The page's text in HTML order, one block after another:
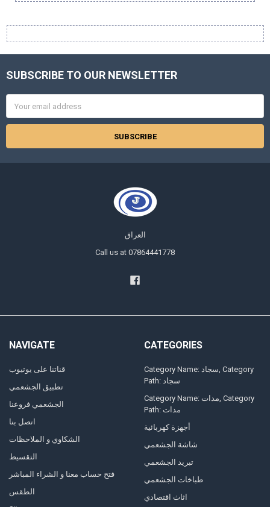
Footer
SUBSCRIBE TO OUR NEWSLETTER
Address
العراق
Call us at 07864441778
NAVIGATE
قناتنا على يوتيوب
تطبيق الجشعمي
الجشعمي فروعنا
اتصل بنا
الشكاوي و الملاحظات
التقسيط
فتح حساب معنا و الشراء المباشر
الطقس
CATEGORIES
Category Name: سجاد, Category
Path: سجاد
Category Name: مدات, Category
Path: مدات
أجهزة كهربائية
شاشة الجشعمي
تبريد الجشعمي
طباخات الجشعمي
اثاث اقتصادي